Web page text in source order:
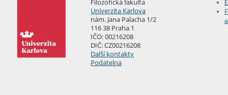
Univerzita Karlova
nám. Jana Palacha 1/2
116 38 Praha 1
IČO: 00216208
DIČ: CZ00216208
Další kontakty
Podatelna